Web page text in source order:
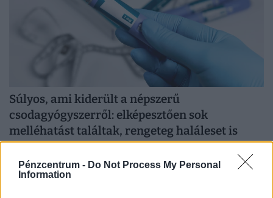
Pénzcentrum - Do Not Process My Personal
Information
Súlyos, ami kiderült a népszerű
csodagyógyszerről: elképesztően sok
melléhatást találtak, rengeteg haláleset is
történt
A jelenlegi tudományos bizonyítékok alapján a
készítmények alkalmazásának előnyei továbbra is